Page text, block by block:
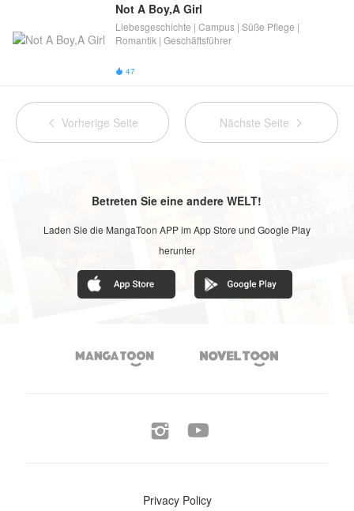
Not A Boy,A Girl
Liebesgeschichte | Campus | Süße Pflege |
Romantik | Geschäftsführer
 47
 Vorherige Seite Nächste Seite 
Betreten Sie eine andere WELT!
Laden Sie die MangaToon APP im App Store und Google Play
herunter
 
 
Privacy Policy